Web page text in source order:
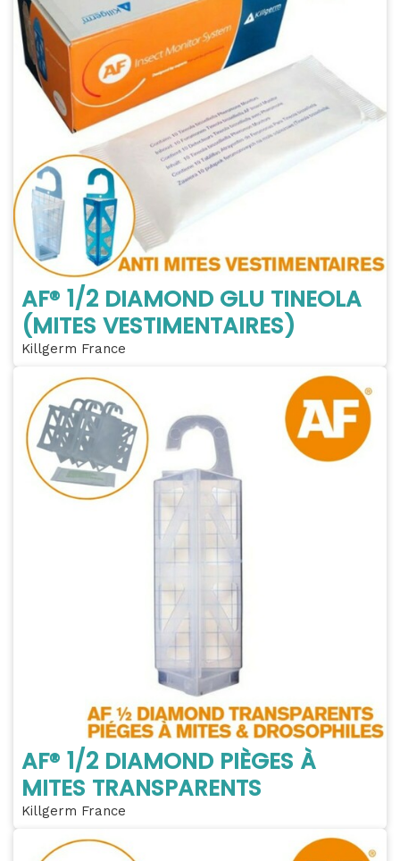
AF® 1/2 DIAMOND GLU TINEOLA
(MITES VESTIMENTAIRES)
Killgerm France
AF® 1/2 DIAMOND PIÈGES À
MITES TRANSPARENTS
Killgerm France